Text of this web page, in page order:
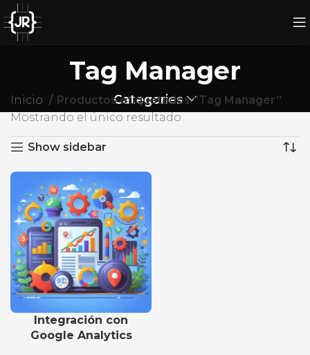
Tag Manager
Categories
Inicio
Productos etiquetados “Tag Manager”
Mostrando el único resultado
Show sidebar
Integración con
Google Analytics